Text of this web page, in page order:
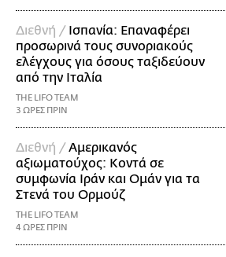
Διεθνή / Ισπανία: Επαναφέρει
προσωρινά τους συνοριακούς
ελέγχους για όσους ταξιδεύουν
από την Ιταλία
THE LIFO TEAM
3 ΩΡΕΣ ΠΡΙΝ
Διεθνή / Αμερικανός
αξιωματούχος: Κοντά σε
συμφωνία Ιράν και Ομάν για τα
Στενά του Ορμούζ
THE LIFO TEAM
4 ΩΡΕΣ ΠΡΙΝ